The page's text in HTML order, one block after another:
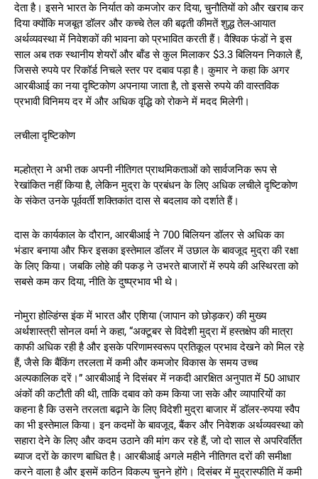
देता है। इसने भारत के निर्यात को कमजोर कर दिया, चुनौतियों को और खराब कर
दिया क्योंकि मजबूत डॉलर और कच्चे तेल की बढ़ती कीमतें शुद्ध तेल-आयात
अर्थव्यवस्था में निवेशकों की भावना को प्रभावित करती हैं। वैश्विक फंडों ने इस
साल अब तक स्थानीय शेयरों और बॉंड से कुल मिलाकर $3.3 बिलियन निकाले हैं,
जिससे रुपये पर रिकॉर्ड निचले स्तर पर दबाव पड़ा है। कुमार ने कहा कि अगर
आरबीआई का नया दृष्टिकोण अपनाया जाता है, तो इससे रुपये की वास्तविक
प्रभावी विनिमय दर में और अधिक वृद्धि को रोकने में मदद मिलेगी।
लचीला दृष्टिकोण
मल्होत्रा ने अभी तक अपनी नीतिगत प्राथमिकताओं को सार्वजनिक रूप से
रेखांकित नहीं किया है, लेकिन मुद्रा के प्रबंधन के लिए अधिक लचीले दृष्टिकोण
के संकेत उनके पूर्ववर्ती शक्तिकांत दास से बदलाव को दर्शाते हैं।
दास के कार्यकाल के दौरान, आरबीआई ने 700 बिलियन डॉलर से अधिक का
भंडार बनाया और फिर इसका इस्तेमाल डॉलर में उछाल के बावजूद मुद्रा की रक्षा
के लिए किया। जबकि लोहे की पकड़ ने उभरते बाजारों में रुपये की अस्थिरता को
सबसे कम कर दिया, नीति के दुष्प्रभाव भी थे।
नोमुरा होल्डिंग्स इंक में भारत और एशिया (जापान को छोड़कर) की मुख्य
अर्थशास्त्री सोनल वर्मा ने कहा, “अक्टूबर से विदेशी मुद्रा में हस्तक्षेप की मात्रा
काफी अधिक रही है और इसके परिणामस्वरूप प्रतिकूल प्रभाव देखने को मिल रहे
हैं, जैसे कि बैंकिंग तरलता में कमी और कमजोर विकास के समय उच्च
अल्पकालिक दरें।” आरबीआई ने दिसंबर में नकदी आरक्षित अनुपात में 50 आधार
अंकों की कटौती की थी, ताकि दबाव को कम किया जा सके और व्यापारियों का
कहना है कि उसने तरलता बढ़ाने के लिए विदेशी मुद्रा बाजार में डॉलर-रुपया स्वैप
का भी इस्तेमाल किया। इन कदमों के बावजूद, बैंकर और निवेशक अर्थव्यवस्था को
सहारा देने के लिए और कदम उठाने की मांग कर रहे हैं, जो दो साल से अपरिवर्तित
ब्याज दरों के कारण बाधित है। आरबीआई अगले महीने नीतिगत दरों की समीक्षा
करने वाला है और इसमें कठिन विकल्प चुनने होंगे। दिसंबर में मुद्रास्फीति में कमी